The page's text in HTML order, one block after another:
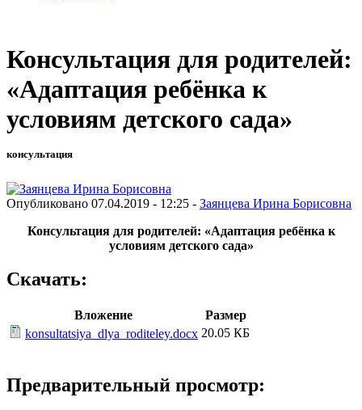
Консультация для родителей:
«Адаптация ребёнка к
условиям детского сада»
консультация
Опубликовано 07.04.2019 - 12:25 - Заянцева Ирина Борисовна
Консультация для родителей: «Адаптация ребёнка к
условиям детского сада»
Скачать:
Вложение
Размер
konsultatsiya_dlya_roditeley.docx 20.05 КБ
Предварительный просмотр: